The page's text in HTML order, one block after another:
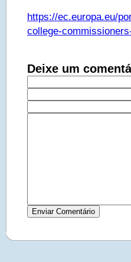
https://ec.europa.eu/
college-
Deixe um